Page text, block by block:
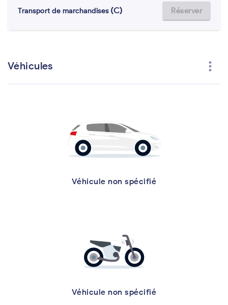
Transport de marchandises (C) Réserver
Véhicules more_vert
Véhicule non spécifié
Véhicule non spécifié